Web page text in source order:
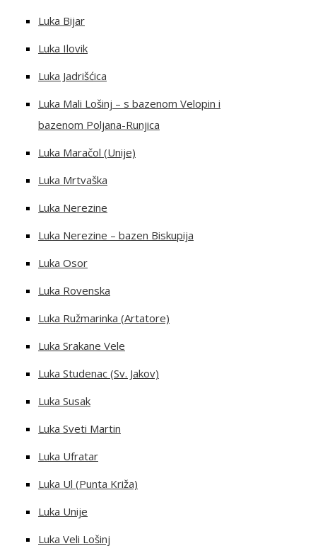
Luka Bijar
Luka Ilovik
Luka Jadrišćica
Luka Mali Lošinj – s bazenom Velopin i
bazenom Poljana-Runjica
Luka Maračol (Unije)
Luka Mrtvaška
Luka Nerezine
Luka Nerezine – bazen Biskupija
Luka Osor
Luka Rovenska
Luka Ružmarinka (Artatore)
Luka Srakane Vele
Luka Studenac (Sv. Jakov)
Luka Susak
Luka Sveti Martin
Luka Ufratar
Luka Ul (Punta Križa)
Luka Unije
Luka Veli Lošinj